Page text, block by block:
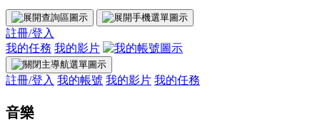
註冊/登入
我的任務 我的影片
註冊/登入 我的帳號 我的影片 我的任務
音樂